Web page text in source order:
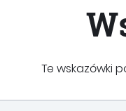
Te wskazówki